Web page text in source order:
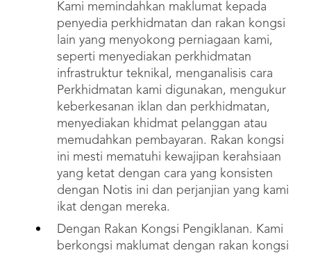
Kami memindahkan maklumat kepada
penyedia perkhidmatan dan rakan kongsi
lain yang menyokong perniagaan kami,
seperti menyediakan perkhidmatan
infrastruktur teknikal, menganalisis cara
Perkhidmatan kami digunakan, mengukur
keberkesanan iklan dan perkhidmatan,
menyediakan khidmat pelanggan atau
memudahkan pembayaran. Rakan kongsi
ini mesti mematuhi kewajipan kerahsiaan
yang ketat dengan cara yang konsisten
dengan Notis ini dan perjanjian yang kami
ikat dengan mereka.
Dengan Rakan Kongsi Pengiklanan. Kami
berkongsi maklumat dengan rakan kongsi